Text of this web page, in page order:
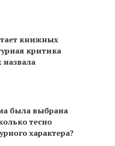
книжных
критика
была выбрана
тесно
характера?